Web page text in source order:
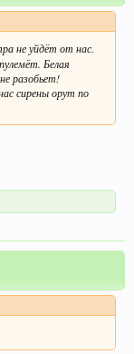
не уйдёт от нас.
Белая
разобьет!
сирены орут по